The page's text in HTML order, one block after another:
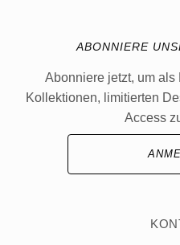
ABONNIERE
Abonniere jetzt, um als
Kollektionen, limitierten
Access